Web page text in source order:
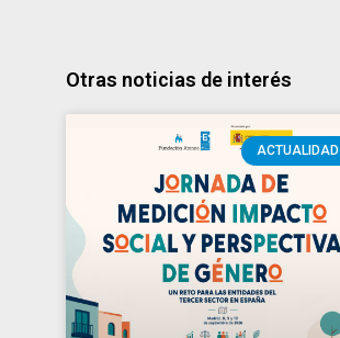
Otras noticias de interés
ACTUALIDAD